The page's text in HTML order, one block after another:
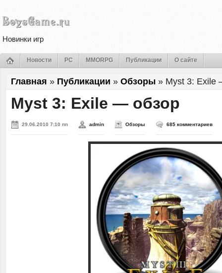
Новинки игр
Новости PC MMORPG Публикации О сайте
Главная » Публикации » Обзоры » Myst 3: Exile
Myst 3: Exile — обзор
29.06.2010 7:10 пп admin Обзоры 685 комментариев